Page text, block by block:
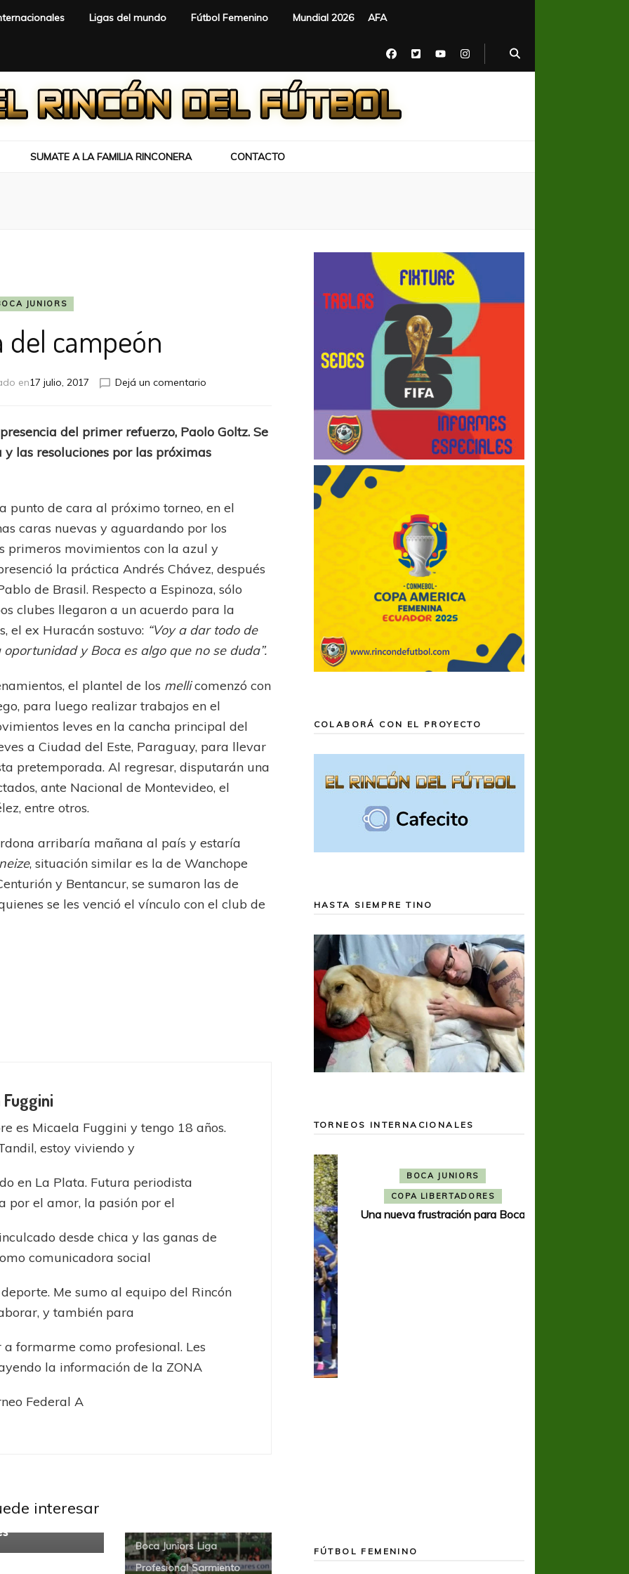
Ligas del mundo Fútbol Femenino Mundial 2026 AFA
SUMATE A LA FAMILIA RINCONERA CONTACTO
JUNIORS
del campeón
en17 julio, 2017 Dejá un comentarioen
del
campeón
del primer refuerzo, Paolo Goltz. Se
las resoluciones por las próximas
punto de cara al próximo torneo, en el
caras nuevas y aguardando por los
primeros movimientos con la azul y
la práctica Andrés Chávez, después
de Brasil. Respecto a Espinoza, sólo
clubes llegaron a un acuerdo para la
el ex Huracán sostuvo: “Voy a dar todo de
y Boca es algo que no se duda”.
el plantel de los mellicomenzó con
para luego realizar trabajos en el
leves en la cancha principal del
a Ciudad del Este, Paraguay, para llevar
pretemporada. Al regresar, disputarán una
ante Nacional de Montevideo, el
entre otros.
arribaría mañana al país y estaría
, situación similar es la de Wanchope
y Bentancur, se sumaron las de
se les venció el vínculo con el club de
es Micaela Fuggini y tengo 18 años.
estoy viviendo y
en La Plata. Futura periodista
por el amor, la pasión por el
desde chica y las ganas de
comunicadora social
Me sumo al equipo del Rincón
y también para
a formarme como profesional. Les
la información de la ZONA
Federal A
interesar
a Rodrigo
Boca Juniors Liga
Profesional Sarmiento
COLABORÁ CON EL PROYECTO
HASTA SIEMPRE TINO
TORNEOS INTERNACIONALES
LANÚS
BOCA JUNIORS
COPA LIBERTADORES
Una nueva frustración para Boca
FÚTBOL FEMENINO